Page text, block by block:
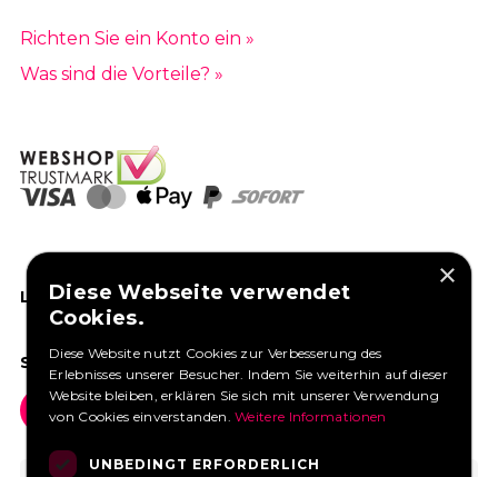
Richten Sie ein Konto ein »
Was sind die Vorteile? »
LIKEN SIE UNS AUF FACEBOOK
SOCIAL MEDIA
×
Diese Webseite verwendet
Cookies.
Diese Website nutzt Cookies zur Verbesserung des
Erlebnisses unserer Besucher. Indem Sie weiterhin auf dieser
Website bleiben, erklären Sie sich mit unserer Verwendung
von Cookies einverstanden.Weitere Informationen
UNBEDINGT ERFORDERLICH